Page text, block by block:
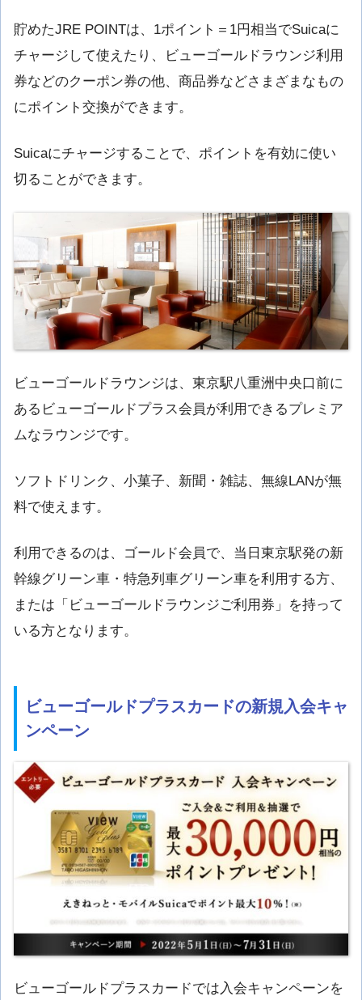
貯めたJRE POINTは、1ポイント＝1円相当でSuicaに
チャージして使えたり、ビューゴールドラウンジ利用
券などのクーポン券の他、商品券などさまざまなもの
にポイント交換ができます。
Suicaにチャージすることで、ポイントを有効に使い
切ることができます。
ビューゴールドラウンジは、東京駅八重洲中央口前に
あるビューゴールドプラス会員が利用できるプレミア
ムなラウンジです。
ソフトドリンク、小菓子、新聞・雑誌、無線LANが無
料で使えます。
利用できるのは、ゴールド会員で、当日東京駅発の新
幹線グリーン車・特急列車グリーン車を利用する方、
または「ビューゴールドラウンジご利用券」を持って
いる方となります。
ビューゴールドプラスカードの新規入会キャ
ンペーン
ビューゴールドプラスカードでは入会キャンペーンを